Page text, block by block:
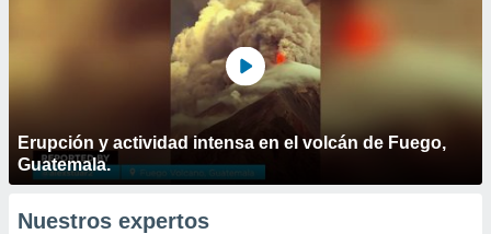
Erupción y actividad intensa en el volcán de Fuego,
Guatemala.
Nuestros expertos